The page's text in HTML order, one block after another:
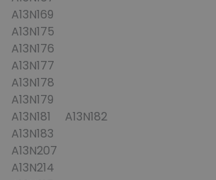
A13N169
A13N175
A13N176
A13N177
A13N178
A13N179
A13N181 A13N182
A13N183
A13N207
A13N214